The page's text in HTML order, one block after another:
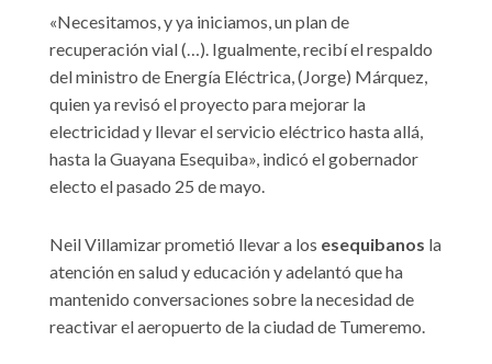
«Necesitamos, y ya iniciamos, un plan de
recuperación vial (…). Igualmente, recibí el respaldo
del ministro de Energía Eléctrica, (Jorge) Márquez,
quien ya revisó el proyecto para mejorar la
electricidad y llevar el servicio eléctrico hasta allá,
hasta la Guayana Esequiba», indicó el gobernador
electo el pasado 25 de mayo.
Neil Villamizar prometió llevar a los esequibanos la
atención en salud y educación y adelantó que ha
mantenido conversaciones sobre la necesidad de
reactivar el aeropuerto de la ciudad de Tumeremo.